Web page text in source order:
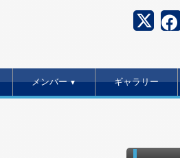
メンバー▼ ギャラリー